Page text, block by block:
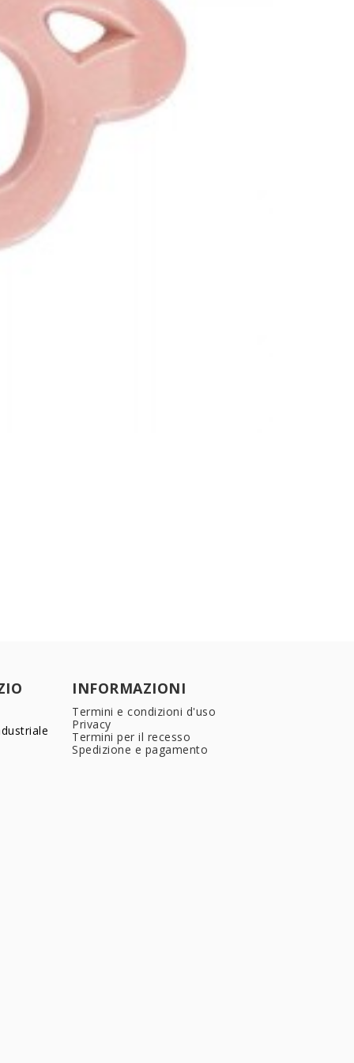
INFORMAZIONI
Termini e condizioni d'uso
Privacy
Termini per il recesso
Spedizione e pagamento